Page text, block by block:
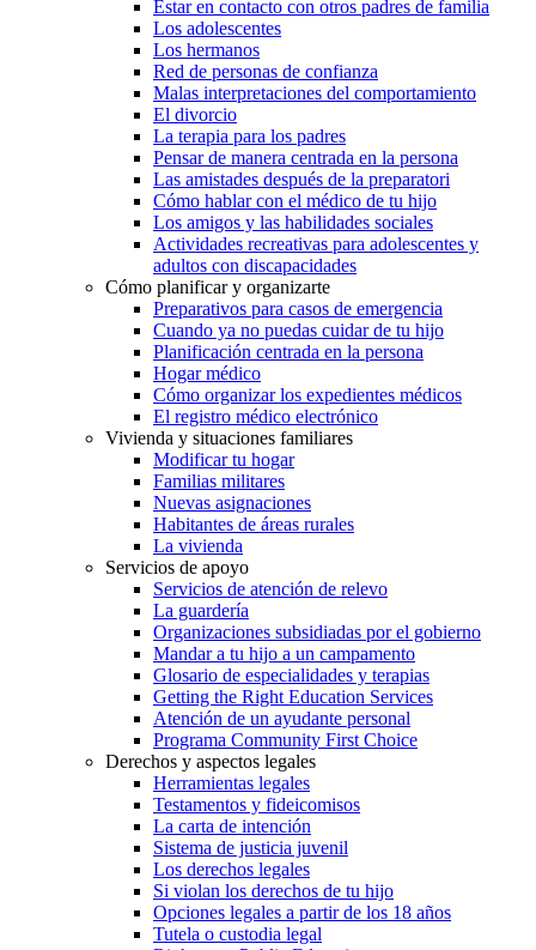
Estar en contacto con otros padres de familia
Los adolescentes
Los hermanos
Red de personas de confianza
Malas interpretaciones del comportamiento
El divorcio
La terapia para los padres
Pensar de manera centrada en la persona
Las amistades después de la preparatori
Cómo hablar con el médico de tu hijo
Los amigos y las habilidades sociales
Actividades recreativas para adolescentes y
adultos con discapacidades
Cómo planificar y organizarte
Preparativos para casos de emergencia
Cuando ya no puedas cuidar de tu hijo
Planificación centrada en la persona
Hogar médico
Cómo organizar los expedientes médicos
El registro médico electrónico
Vivienda y situaciones familiares
Modificar tu hogar
Familias militares
Nuevas asignaciones
Habitantes de áreas rurales
La vivienda
Servicios de apoyo
Servicios de atención de relevo
La guardería
Organizaciones subsidiadas por el gobierno
Mandar a tu hijo a un campamento
Glosario de especialidades y terapias
Getting the Right Education Services
Atención de un ayudante personal
Programa Community First Choice
Derechos y aspectos legales
Herramientas legales
Testamentos y fideicomisos
La carta de intención
Sistema de justicia juvenil
Los derechos legales
Si violan los derechos de tu hijo
Opciones legales a partir de los 18 años
Tutela o custodia legal